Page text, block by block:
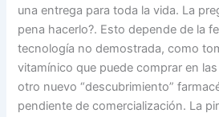
una entrega para toda la vida. La
pena hacerlo?. Esto depende de la
tecnología no demostrada, como
vitamínico que puede comprar en
otro nuevo “descubrimiento”
pendiente de comercialización. La